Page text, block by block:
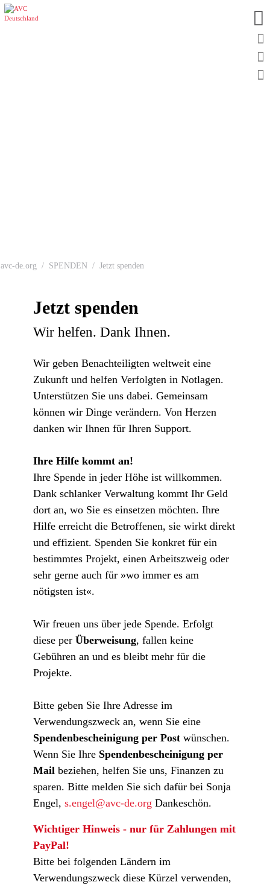
avc-de.org SPENDEN Jetzt spenden
Jetzt spenden
Wir helfen. Dank Ihnen.
Wir geben Benachteiligten weltweit eine
Zukunft und helfen Verfolgten in Notlagen.
Unterstützen Sie uns dabei. Gemeinsam
können wir Dinge verändern. Von Herzen
danken wir Ihnen für Ihren Support.
Ihre Hilfe kommt an!
Ihre Spende in jeder Höhe ist willkommen.
Dank schlanker Verwaltung kommt Ihr Geld
dort an, wo Sie es einsetzen möchten. Ihre
Hilfe erreicht die Betroffenen, sie wirkt direkt
und effizient. Spenden Sie konkret für ein
bestimmtes Projekt, einen Arbeitszweig oder
sehr gerne auch für »wo immer es am
nötigsten ist«.
Wir freuen uns über jede Spende. Erfolgt
diese per Überweisung, fallen keine
Gebühren an und es bleibt mehr für die
Projekte.
Bitte geben Sie Ihre Adresse im
Verwendungszweck an, wenn Sie eine
Spendenbescheinigung per Post wünschen.
Wenn Sie Ihre Spendenbescheinigung per
Mail beziehen, helfen Sie uns, Finanzen zu
sparen. Bitte melden Sie sich dafür bei Sonja
Engel, s.engel@avc-de.org Dankeschön.
Wichtiger Hinweis - nur für Zahlungen mit
PayPal!
Bitte bei folgenden Ländern im
Verwendungszweck diese Kürzel verwenden,